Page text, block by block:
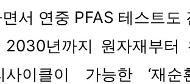
서 연중 PFAS 테스트
2030년까지 원자재부터
사이클이 가능한 ‘재